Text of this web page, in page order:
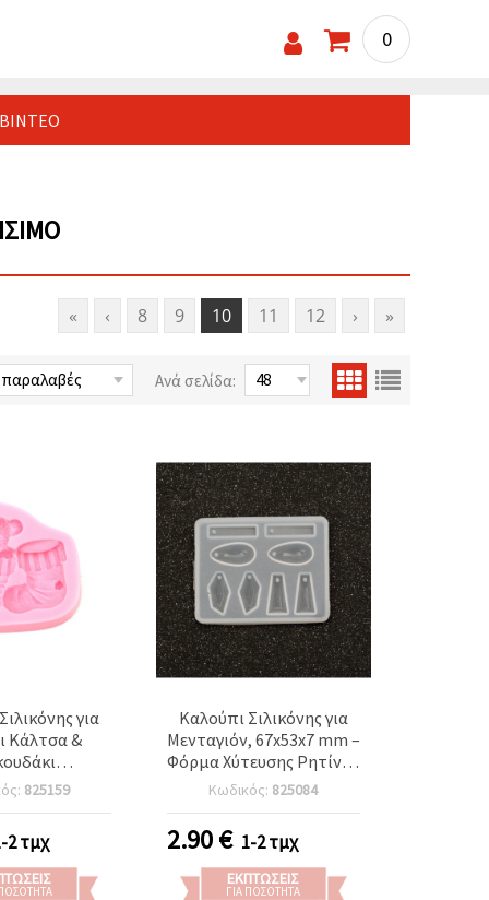
0
ΒΊΝΤΕΟ
« ‹ 8 9 10 11 12 › »
Ανά σελίδα:
για
Κάλτσα &
mm –
Ρητίνη,
Πηλό,
Γύψου
825159
2 τμχ
Καλούπι Σιλικόνης για
Μενταγιόν, 67x53x7 mm –
Φόρμα Χύτευσης Ρητίνης
Κοσμημάτων
Κωδικός: 825084
2.90€ 1-2 τμχ
ΕΚΠΤΏΣΕΙΣ
ΓΙΑ ΠΟΣΌΤΗΤΑ